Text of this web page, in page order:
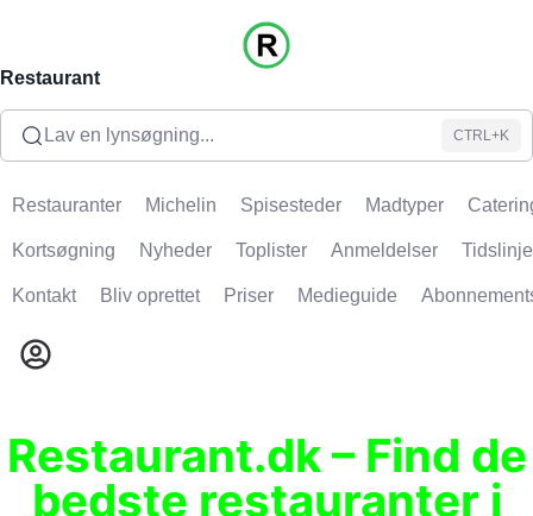
Restaurant
Lav en lynsøgning... CTRL+K
Restauranter Michelin Spisesteder Madtyper
Kortsøgning Nyheder Toplister Anmeldelser Tidslinje
Kontakt Bliv oprettet Priser Medieguide
Restaurant.dk – Find de
bedste restauranter i